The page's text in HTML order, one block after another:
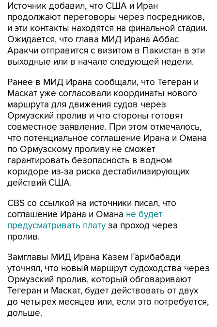
Источник добавил, что США и Иран
продолжают переговоры через посредников,
и эти контакты находятся на финальной стадии.
Ожидается, что глава МИД Ирана Аббас
Аракчи отправится с визитом в Пакистан в эти
выходные или в начале следующей недели.
Ранее в МИД Ирана сообщали, что Тегеран и
Маскат уже согласовали координаты нового
маршрута для движения судов через
Ормузский пролив и что стороны готовят
совместное заявление. При этом отмечалось,
что потенциальное соглашение Ирана и Омана
по Ормузскому проливу не сможет
гарантировать безопасность в водном
коридоре из-за риска дестабилизирующих
действий США.
CBS со ссылкой на источники писал, что
соглашение Ирана и Омана не будет
предусматривать плату за проход через
пролив.
Замглавы МИД Ирана Казем Гарибабади
уточнял, что новый маршрут судоходства через
Ормузский пролив, который обговаривают
Тегеран и Маскат, будет действовать от двух
до четырех месяцев или, если это потребуется,
дольше.